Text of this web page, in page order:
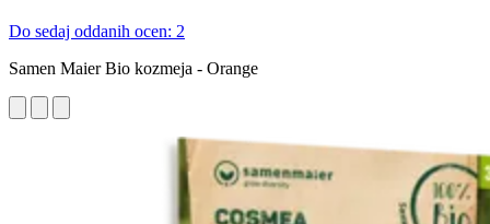
Do sedaj oddanih ocen: 2
Samen Maier Bio kozmeja - Orange